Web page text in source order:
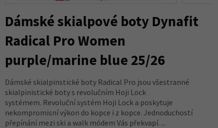
Dámské skialpové boty Dynafit
Radical Pro Women
purple/marine blue 25/26
Dámské skialpinstické boty Radical Pro jsou všestranné
skialpinistické boty s revolučním Hoji Lock
systémem. Revoluční systém Hoji Lock a poskytuje
nekompromisní výkon do kopce i z kopce. Jednoduchostí
přepínání mezi ski a walk módem Vás překvapí. ...